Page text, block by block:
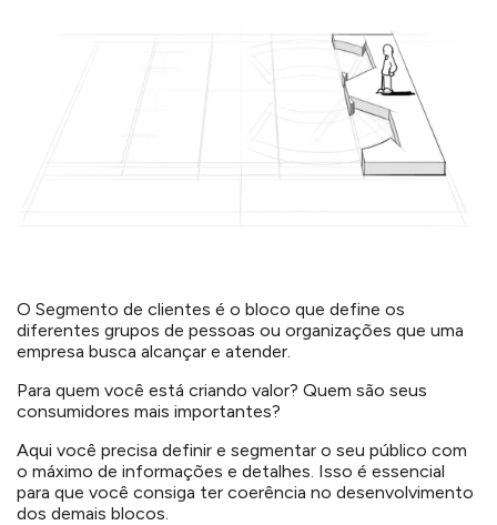
O Segmento de clientes é o bloco que define os
diferentes grupos de pessoas ou organizações que uma
empresa busca alcançar e atender.
Para quem você está criando valor? Quem são seus
consumidores mais importantes?
Aqui você precisa definir e segmentar o seu público com
o máximo de informações e detalhes. Isso é essencial
para que você consiga ter coerência no desenvolvimento
dos demais blocos.